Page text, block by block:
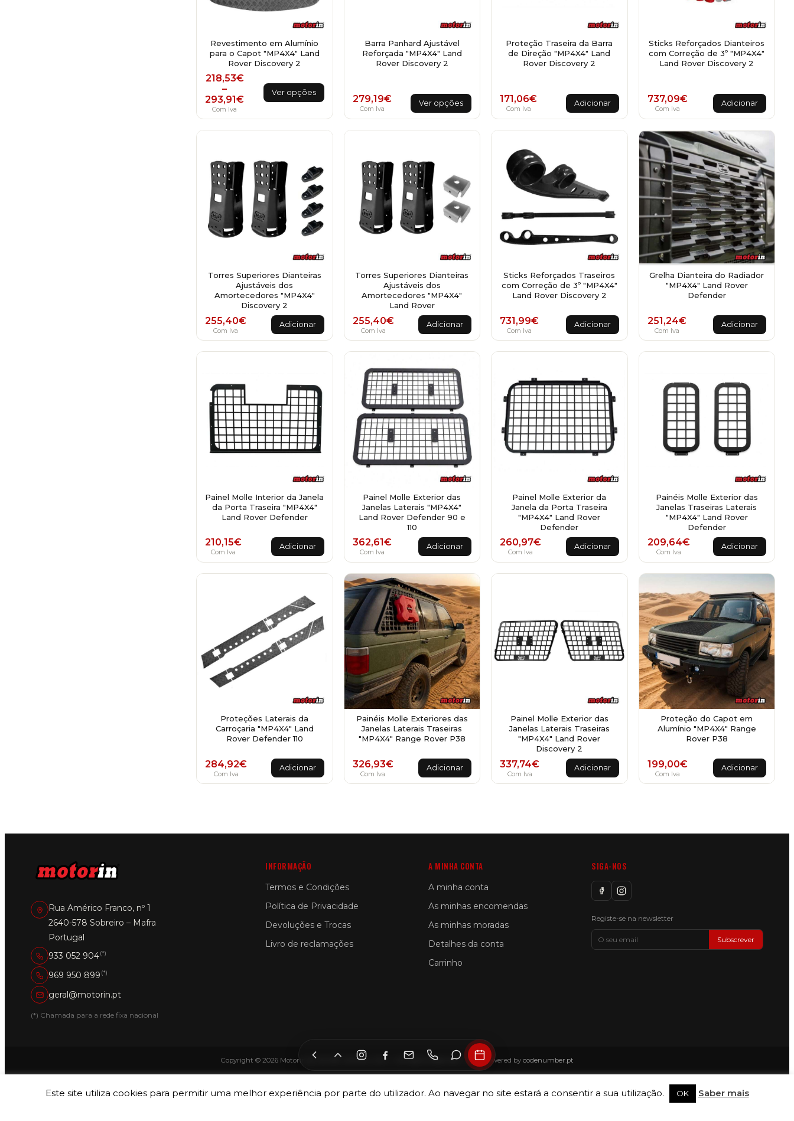
Revestimento em Alumínio
para o Capot "MP4X4" Land
Rover Discovery 2
218,53€
–
293,91€
Price range: 218,53€ through 293,91€
Com Iva
Ver opções
This
product
multiple
variants.
may
be
chosen
on
the
product
page
Barra Panhard Ajustável
Reforçada "MP4X4" Land
Rover Discovery 2
279,19€
Com Iva
Ver opções
This
product
has
multiple
options
may
be
chosen
on
the
product
Proteção Traseira da Barra
de Direção "MP4X4" Land
Rover Discovery 2
171,06€
Com Iva
Adicionar
Sticks Reforçados Dianteiros
com Correção de 3º "MP4X4"
Land Rover Discovery 2
737,09€
Com Iva
Adicionar
Torres Superiores Dianteiras
Ajustáveis dos
Amortecedores "MP4X4"
Discovery 2
255,40€
Com Iva
Adicionar
Torres Superiores Dianteiras
Ajustáveis dos
Amortecedores "MP4X4"
Land Rover
255,40€
Com Iva
Adicionar
Sticks Reforçados Traseiros
com Correção de 3º "MP4X4"
Land Rover Discovery 2
731,99€
Com Iva
Adicionar
Grelha Dianteira do Radiador
"MP4X4" Land Rover
Defender
251,24€
Com Iva
Adicionar
Painel Molle Interior da Janela
da Porta Traseira "MP4X4"
Land Rover Defender
210,15€
Com Iva
Adicionar
Painel Molle Exterior das
Janelas Laterais "MP4X4"
Land Rover Defender 90 e
110
362,61€
Com Iva
Adicionar
Painel Molle Exterior da
Janela da Porta Traseira
"MP4X4" Land Rover
Defender
260,97€
Com Iva
Adicionar
Painéis Molle Exterior das
Janelas Traseiras Laterais
"MP4X4" Land Rover
Defender
209,64€
Com Iva
Adicionar
Proteções Laterais da
Carroçaria "MP4X4" Land
Rover Defender 110
284,92€
Com Iva
Adicionar
Painéis Molle Exteriores das
Janelas Laterais Traseiras
"MP4X4" Range Rover P38
326,93€
Com Iva
Adicionar
Painel Molle Exterior das
Janelas Laterais Traseiras
"MP4X4" Land Rover
Discovery 2
337,74€
Com Iva
Adicionar
Proteção do Capot em
Alumínio "MP4X4" Range
Rover P38
199,00€
Com Iva
Adicionar
Rua Américo Franco, nº 1
2640-578 Sobreiro – Mafra
Portugal
933 052 904(*)
969 950 899 (*)
geral@motorin.pt
(*) Chamada para a rede fixa nacional
INFORMAÇÃO
Termos e Condições
Política de Privacidade
Devoluções e Trocas
Livro de reclamações
A MINHA CONTA
A minha conta
As minhas encomendas
As minhas moradas
Detalhes da conta
Carrinho
SIGA-NOS
Registe-se na newsletter
Subscrever
Copyright © 2026 Motorin by SILVER LEMON, LDA — All Rights Reserved — Site Powered by codenumber.pt
Este site utiliza cookies para permitir uma melhor experiência por parte do utilizador. Ao navegar no site estará a consentir a sua utilização. OK Saber mais